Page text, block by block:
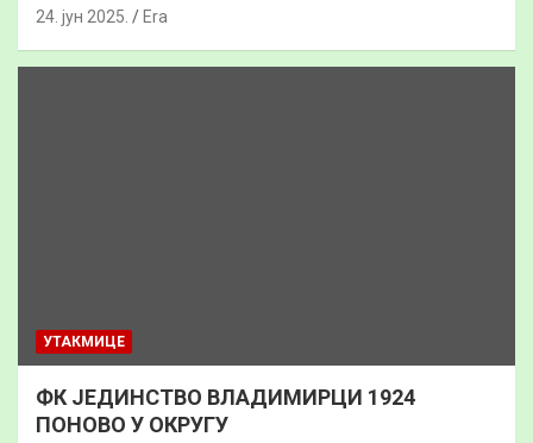
24. јун 2025. Era
УТАКМИЦЕ
ФК ЈЕДИНСТВО ВЛАДИМИРЦИ 1924
ПОНОВО У ОКРУГУ